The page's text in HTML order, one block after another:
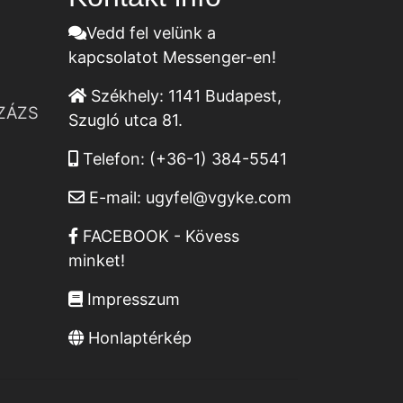
Vedd fel velünk a
kapcsolatot Messenger-en!
Székhely: 1141 Budapest,
Szugló utca 81.
Telefon: (+36-1) 384-5541
E-mail: ugyfel@vgyke.com
FACEBOOK - Kövess
minket!
Impresszum
Honlaptérkép